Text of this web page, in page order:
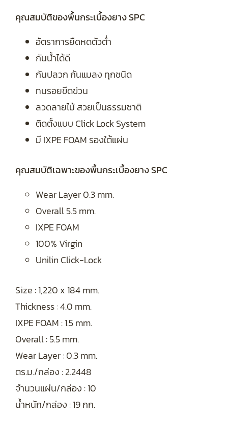
คุณสมบัติของพื้นกระเบื้องยาง SPC
อัตราการยืดหดตัวต่ำ
กันน้ำได้ดี
กันปลวก กันแมลง ทุกชนิด
ทนรอยขีดข่วน
ลวดลายไม้ สวยเป็นธรรมชาติ
ติดตั้งแบบ Click Lock System
มี IXPE FOAM รองใต้แผ่น
คุณสมบัติเฉพาะของพื้นกระเบื้องยาง SPC
Wear Layer 0.3 mm.
Overall 5.5 mm.
IXPE FOAM
100% Virgin
Unilin Click-Lock
Size : 1,220 x 184 mm.
Thickness : 4.0 mm.
IXPE FOAM : 1.5 mm.
Overall : 5.5 mm.
Wear Layer : 0.3 mm.
ตร.ม./กล่อง : 2.2448
จำนวนแผ่น/กล่อง : 10
น้ำหนัก/กล่อง : 19 กก.